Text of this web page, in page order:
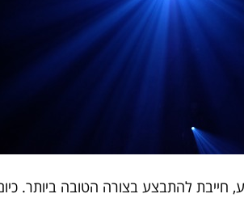
להתבצע בצורה הטובה ביותר.